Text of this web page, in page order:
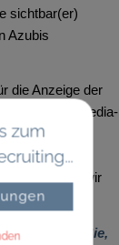
sichtbar(er)
Azubis
die Anzeige der
Social Media-
Werbung
dann in ein
haben wir
messen Sie,
zum